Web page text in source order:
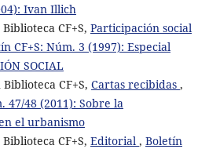
Ivan Illich
CF+S, Participación social
CF+S: Núm. 3 (1997): Especial
SOCIAL
CF+S, Cartas recibidas ,
47/48 (2011): Sobre la
el urbanismo
CF+S, Editorial , Boletín